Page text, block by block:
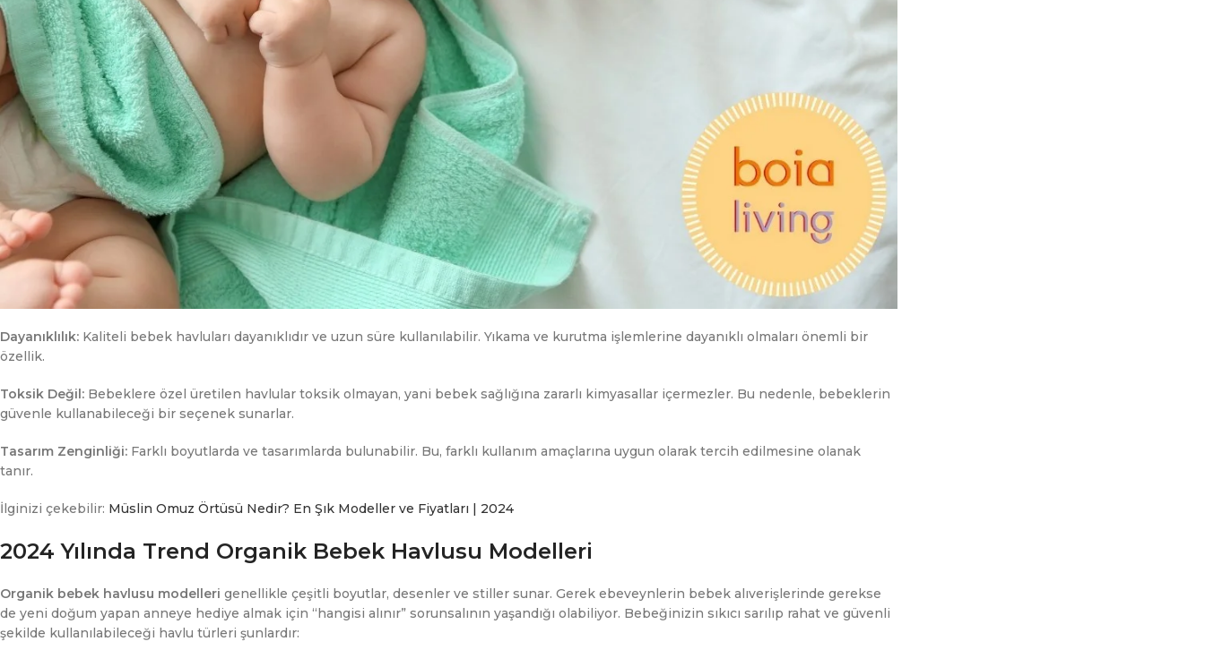
Dayanıklılık: Kaliteli bebek havluları dayanıklıdır ve uzun süre kullanılabilir. Yıkama ve kurutma işlemlerine dayanıklı olmaları önemli bir
özellik.
Toksik Değil: Bebeklere özel üretilen havlular toksik olmayan, yani bebek sağlığına zararlı kimyasallar içermezler. Bu nedenle, bebeklerin
güvenle kullanabileceği bir seçenek sunarlar.
Tasarım Zenginliği: Farklı boyutlarda ve tasarımlarda bulunabilir. Bu, farklı kullanım amaçlarına uygun olarak tercih edilmesine olanak
tanır.
İlginizi çekebilir: Müslin Omuz Örtüsü Nedir? En Şık Modeller ve Fiyatları | 2024
2024 Yılında Trend Organik Bebek Havlusu Modelleri
Organik bebek havlusu modelleri genellikle çeşitli boyutlar, desenler ve stiller sunar. Gerek ebeveynlerin bebek alıverişlerinde gerekse
de yeni doğum yapan anneye hediye almak için “hangisi alınır” sorunsalının yaşandığı olabiliyor. Bebeğinizin sıkıcı sarılıp rahat ve güvenli
şekilde kullanılabileceği havlu türleri şunlardır: